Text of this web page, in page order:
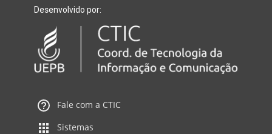
Desenvolvido por:
Fale com a CTIC
Sistemas